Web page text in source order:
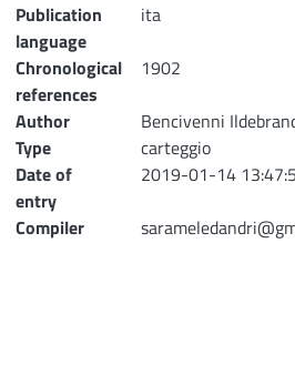
Publication
language
ita
Chronological
references
1902
Author
Bencivenni
Type
carteggio
Date of
entry
2019-01-14
Compiler